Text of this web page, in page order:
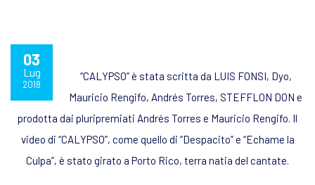
03
Lug
2018
“CALYPSO” è stata scritta da LUIS FONSI, Dyo,
Mauricio Rengifo, Andrés Torres, STEFFLON DON e
prodotta dai pluripremiati Andrés Torres e Mauricio Rengifo. Il
video di “CALYPSO”, come quello di “Despacito” e “Echame la
Culpa”, è stato girato a Porto Rico, terra natia del cantate.